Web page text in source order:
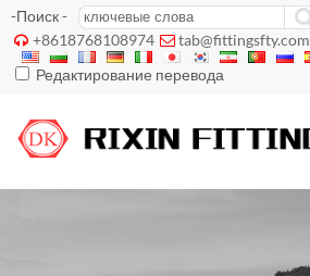
-Поиск -
 +8618768108974  tab@fittingsfty.com
Редактирование перевода